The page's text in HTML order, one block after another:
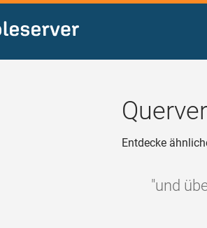
Entdecke
"und